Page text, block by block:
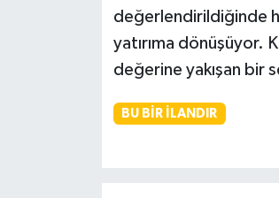
değerlendirildiğinde
yatırıma dönüşüyor.
değerine yakışan bir
BU BIR İLANDIR